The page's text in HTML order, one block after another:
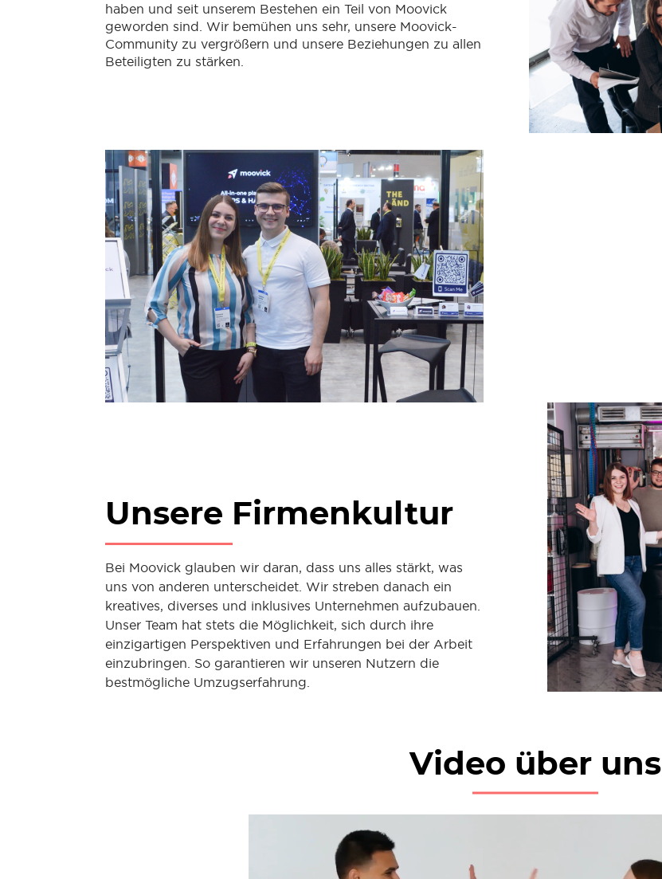
haben und seit unserem Bestehen ein Teil von Moovick
geworden sind. Wir bemühen uns sehr, unsere Moovick-
Community zu vergrößern und unsere Beziehungen zu allen
Beteiligten zu stärken.
Unsere Firmenkultur
Bei Moovick glauben wir daran, dass uns alles stärkt, was
uns von anderen unterscheidet. Wir streben danach ein
kreatives, diverses und inklusives Unternehmen aufzubauen.
Unser Team hat stets die Möglichkeit, sich durch ihre
einzigartigen Perspektiven und Erfahrungen bei der Arbeit
einzubringen. So garantieren wir unseren Nutzern die
bestmögliche Umzugserfahrung.
Video über uns